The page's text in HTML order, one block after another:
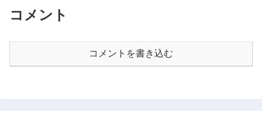
コメント
コメントを書き込む